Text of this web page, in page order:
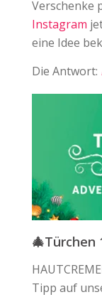
Verschenke
Instagram
eine Idee
Die Antwort:
🎄Türchen
Tipp auf